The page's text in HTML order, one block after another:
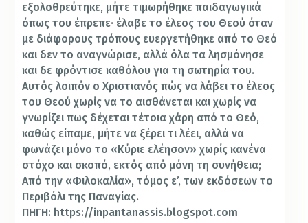
εξολοθρεύτηκε, μήτε τιμωρήθηκε παιδαγωγικά
όπως του έπρεπε· έλαβε το έλεος του Θεού όταν
με διάφορους τρόπους ευεργετήθηκε από το Θεό
και δεν το αναγνώρισε, αλλά όλα τα λησμόνησε
και δε φρόντισε καθόλου για τη σωτηρία του.
Αυτός λοιπόν ο Χριστιανός πώς να λάβει το έλεος
του Θεού χωρίς να το αισθάνεται και χωρίς να
γνωρίζει πως δέχεται τέτοια χάρη από το Θεό,
καθώς είπαμε, μήτε να ξέρει τι λέει, αλλά να
φωνάζει μόνο το «Κύριε ελέησον» χωρίς κανένα
στόχο και σκοπό, εκτός από μόνη τη συνήθεια;
Από την «Φιλοκαλία», τόμος ε’, των εκδόσεων το
Περιβόλι της Παναγίας.
ΠΗΓΗ: https://inpantanassis.blogspot.com